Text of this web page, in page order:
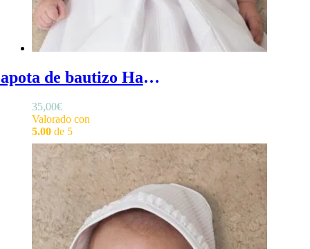
Capota de bautizo Hanna - Capota de bautizo confeccionada en otomán blanco con volante hacia atrás en el frontal
35,00€
Valorado con
5.00 de 5